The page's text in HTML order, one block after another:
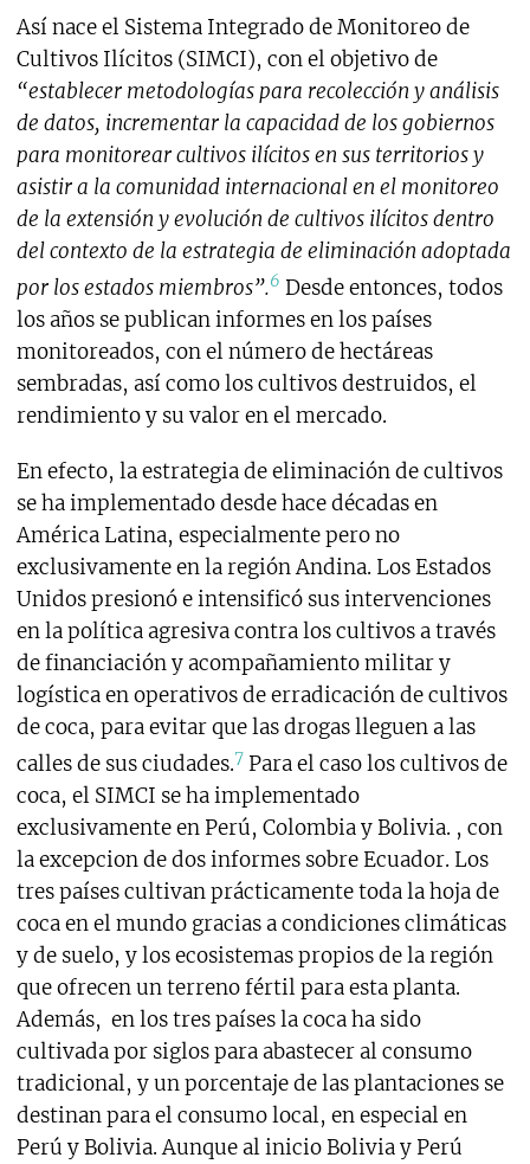
Así nace el Sistema Integrado de Monitoreo de
Cultivos Ilícitos (SIMCI), con el objetivo de
“establecer metodologías para recolección y análisis
de datos, incrementar la capacidad de los gobiernos
para monitorear cultivos ilícitos en sus territorios y
asistir a la comunidad internacional en el monitoreo
de la extensión y evolución de cultivos ilícitos dentro
del contexto de la estrategia de eliminación adoptada
por los estados miembros”.6 Desde entonces, todos
los años se publican informes en los países
monitoreados, con el número de hectáreas
sembradas, así como los cultivos destruidos, el
rendimiento y su valor en el mercado.
En efecto, la estrategia de eliminación de cultivos
se ha implementado desde hace décadas en
América Latina, especialmente pero no
exclusivamente en la región Andina. Los Estados
Unidos presionó e intensificó sus intervenciones
en la política agresiva contra los cultivos a través
de financiación y acompañamiento militar y
logística en operativos de erradicación de cultivos
de coca, para evitar que las drogas lleguen a las
calles de sus ciudades.7 Para el caso los cultivos de
coca, el SIMCI se ha implementado
exclusivamente en Perú, Colombia y Bolivia. , con
la excepcion de dos informes sobre Ecuador. Los
tres países cultivan prácticamente toda la hoja de
coca en el mundo gracias a condiciones climáticas
y de suelo, y los ecosistemas propios de la región
que ofrecen un terreno fértil para esta planta.
Además, en los tres países la coca ha sido
cultivada por siglos para abastecer al consumo
tradicional, y un porcentaje de las plantaciones se
destinan para el consumo local, en especial en
Perú y Bolivia. Aunque al inicio Bolivia y Perú